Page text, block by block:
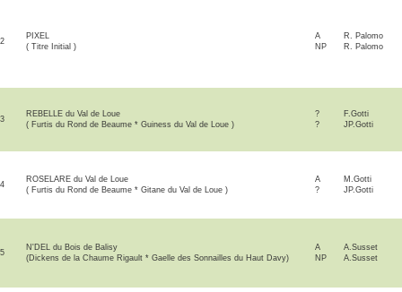
2
PIXEL
( Titre Initial )
A
NP
R. Palomo
R. Palomo
3
REBELLE du Val de Loue
( Furtis du Rond de Beaume * Guiness du Val de Loue )
?
?
F.Gotti
JP.Gotti
4
ROSELARE du Val de Loue
( Furtis du Rond de Beaume * Gitane du Val de Loue )
A
?
M.Gotti
JP.Gotti
5
N'DEL du Bois de Balisy
(Dickens de la Chaume Rigault * Gaelle des Sonnailles du Haut Davy)
A
NP
A.Susset
A.Susset